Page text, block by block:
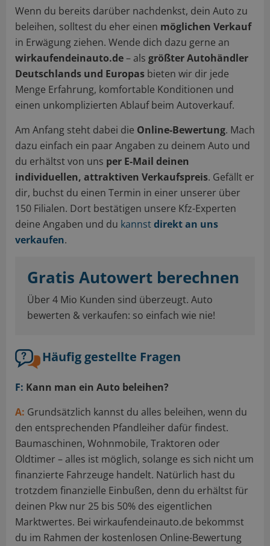
Wenn du bereits darüber nachdenkst, dein Auto zu
beleihen, solltest du eher einen möglichen Verkauf
in Erwägung ziehen. Wende dich dazu gerne an
wirkaufendeinauto.de– als größter Autohändler
Deutschlands und Europas bieten wir dir jede
Menge Erfahrung, komfortable Konditionen und
einen unkomplizierten Ablauf beim Autoverkauf.
Am Anfang steht dabei die Online-Bewertung. Mach
dazu einfach ein paar Angaben zu deinem Auto und
du erhältst von uns per E-Mail deinen
individuellen, attraktiven Verkaufspreis. Gefällt er
dir, buchst du einen Termin in einer unserer über
150 Filialen. Dort bestätigen unsere Kfz-Experten
deine Angaben und du kannstdirekt an uns
verkaufen.
Gratis Autowert berechnen
Über 4 Mio Kunden sind überzeugt. Auto
bewerten & verkaufen: so einfach wie nie!
Häufig gestellte Fragen
F: Kann man ein Auto beleihen?
A: Grundsätzlich kannst du alles beleihen, wenn du
den entsprechenden Pfandleiher dafür findest.
Baumaschinen, Wohnmobile, Traktoren oder
Oldtimer – alles ist möglich, solange es sich nicht um
finanzierte Fahrzeuge handelt. Natürlich hast du
trotzdem finanzielle Einbußen, denn du erhältst für
deinen Pkw nur 25 bis 50% des eigentlichen
Marktwertes. Bei wirkaufendeinauto.de bekommst
du im Rahmen der kostenlosen Online-Bewertung